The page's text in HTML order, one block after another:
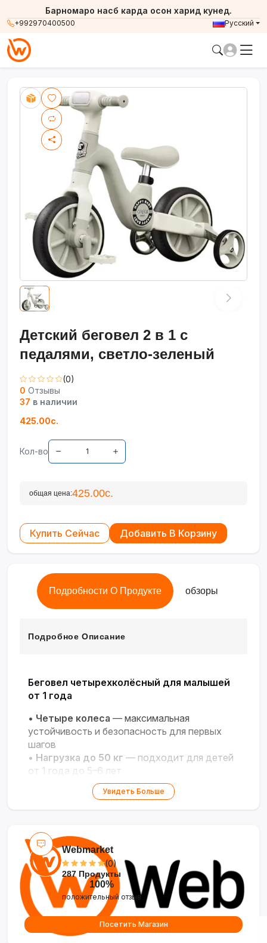
+992970400500
Барномаро насб карда осон харид кунед.
Русский
Детский беговел 2 в 1 с
педалями, светло-зеленый
(0)
0 Отзывы
37 в наличии
425.00с.
Кол-во
общая цена:425.00с.
Купить Сейчас Добавить В Корзину
Подробности О Продукте обзоры
Подробное Описание
Беговел четырехколёсный для малышей
от 1 года
• Четыре колеса — максимальная
устойчивость и безопасность для первых
шагов
• Нагрузка до 50 кг — подходит для детей
от 1 года до 5–6 лет
Лёгкий корпус— удобен для
самостоятельного управления ребёнком
транспорт
• Уличное использование
колёса, устойчивые на разных поверхностях
Увидеть Больше
Webmarket
(0)
287 Продукты
100%
положительный отзыв
Посетить Магазин